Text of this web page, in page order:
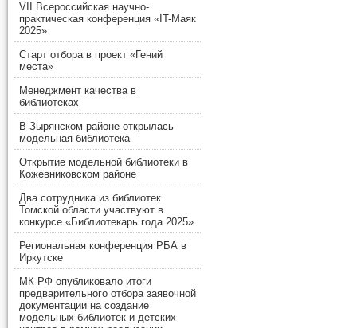
VII Всероссийская научно-
практическая конференция «IT-Маяк
2025»
Старт отбора в проект «Гений
места»
Менеджмент качества в
библиотеках
В Зырянском районе открылась
модельная библиотека
Открытие модельной библиотеки в
Кожевниковском районе
Два сотрудника из библиотек
Томской области участвуют в
конкурсе «Библиотекарь года 2025»
Региональная конференция РБА в
Иркутске
МК РФ опубликовало итоги
предварительного отбора заявочной
документации на создание
модельных библиотек и детских